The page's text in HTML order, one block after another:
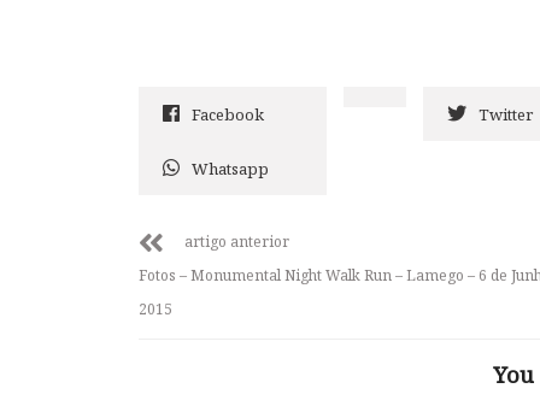
Facebook Twitter
Whatsapp
artigo anterior
Fotos – Monumental Night Walk Run – Lamego – 6 de
2015